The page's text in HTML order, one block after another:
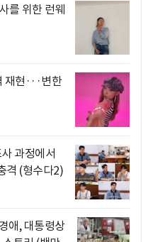
를 위한 런웨
현···변한
과정에서
격 (형수다2)
애, 대통령상